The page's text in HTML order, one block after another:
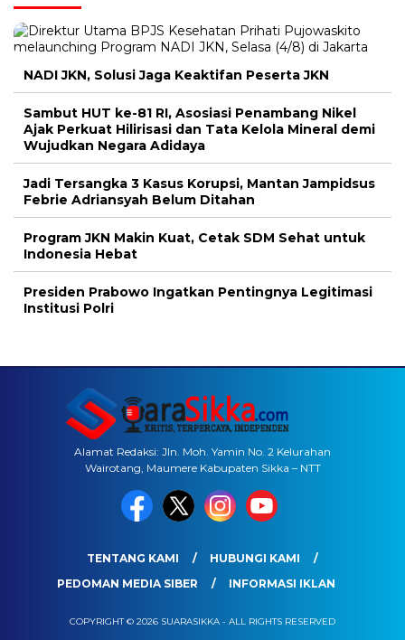
NADI JKN, Solusi Jaga Keaktifan Peserta JKN
Sambut HUT ke-81 RI, Asosiasi Penambang Nikel
Ajak Perkuat Hilirisasi dan Tata Kelola Mineral demi
Wujudkan Negara Adidaya
Jadi Tersangka 3 Kasus Korupsi, Mantan Jampidsus
Febrie Adriansyah Belum Ditahan
Program JKN Makin Kuat, Cetak SDM Sehat untuk
Indonesia Hebat
Presiden Prabowo Ingatkan Pentingnya Legitimasi
Institusi Polri
Alamat Redaksi: Jln. Moh. Yamin No. 2 Kelurahan
Wairotang, Maumere Kabupaten Sikka – NTT
TENTANG KAMI
HUBUNGI KAMI
PEDOMAN MEDIA SIBER
INFORMASI IKLAN
COPYRIGHT © 2026 SUARASIKKA - ALL RIGHTS RESERVED